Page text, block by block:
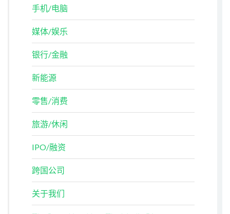
手机/电脑
媒体/娱乐
银行/金融
新能源
零售/消费
旅游/休闲
IPO/融资
跨国公司
关于我们